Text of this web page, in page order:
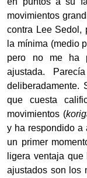
movimientos
contra Lee Sedol,
la mínima (medio
pero no me ha
ajustada.
deliberadamente.
que cuesta
movimientos (
y ha respondido a
un primer
ligera ventaja
ajustados son los